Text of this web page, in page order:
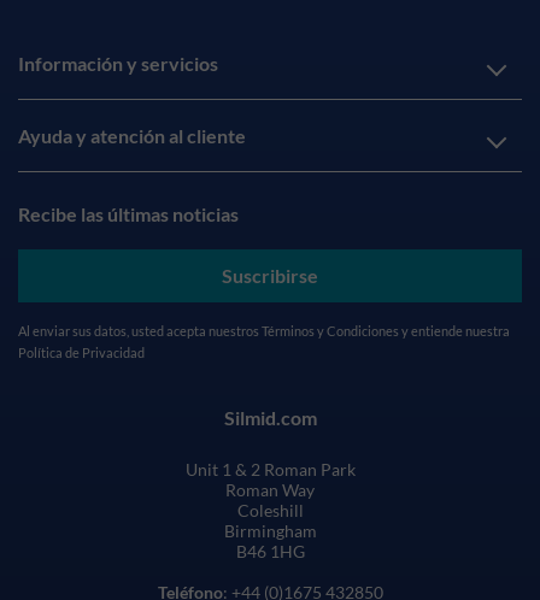
Información y servicios
Ayuda y atención al cliente
Recibe las últimas noticias
Suscribirse
Al enviar sus datos, usted acepta nuestros Términos y Condiciones y entiende nuestra
Política de Privacidad
Silmid.com
Unit 1 & 2 Roman Park
Roman Way
Coleshill
Birmingham
B46 1HG
Teléfono: +44 (0)1675 432850